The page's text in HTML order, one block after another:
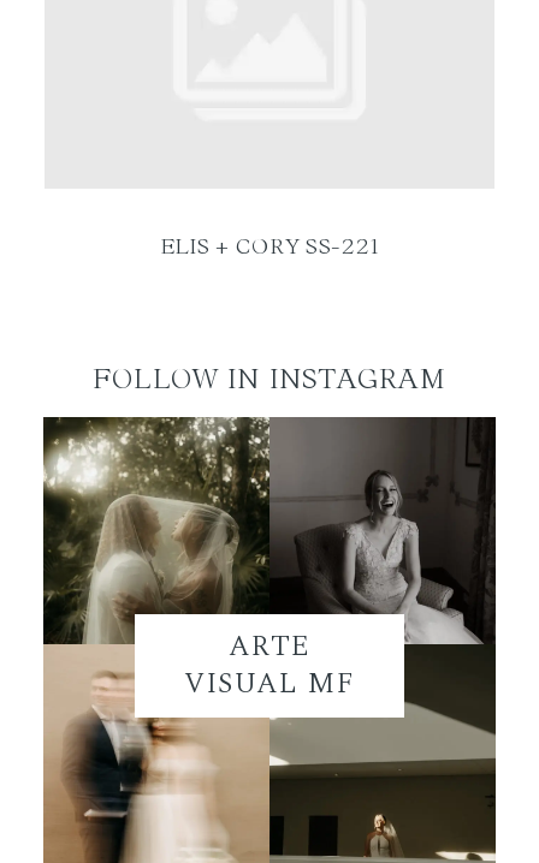
ELIS + CORY SS-221
FOLLOW IN INSTAGRAM
ARTE
VISUAL MF